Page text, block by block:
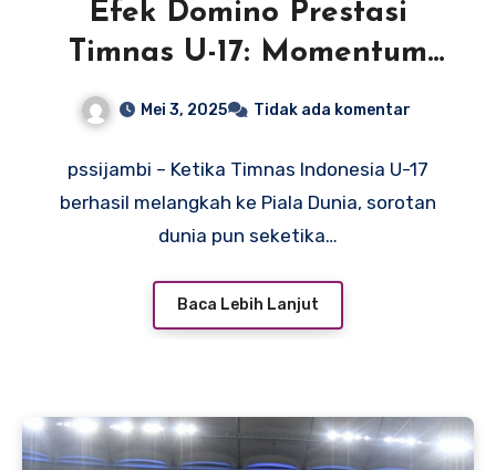
Efek Domino Prestasi
Timnas U-17: Momentum
Emas Tingkatkan Kualitas
Liga Domestik Indonesia
Mei 3, 2025 Tidak ada komentar
pssijambi – Ketika Timnas Indonesia U-17
berhasil melangkah ke Piala Dunia, sorotan
dunia pun seketika…
Baca Lebih Lanjut